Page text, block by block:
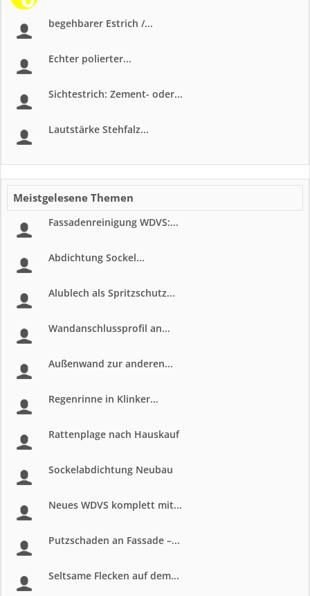
begehbarer Estrich /...
Echter polierter...
Sichtestrich: Zement- oder...
Lautstärke Stehfalz...
Meistgelesene Themen
Fassadenreinigung WDVS:...
Abdichtung Sockel...
Alublech als Spritzschutz...
Wandanschlussprofil an...
Außenwand zur anderen...
Regenrinne in Klinker...
Rattenplage nach Hauskauf
Sockelabdichtung Neubau
Neues WDVS komplett mit...
Putzschaden an Fassade –...
Seltsame Flecken auf dem...